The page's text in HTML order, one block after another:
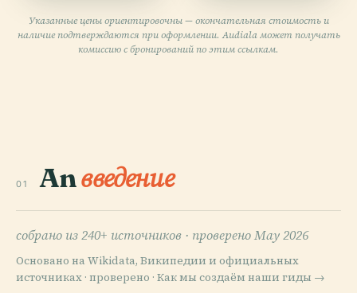
Указанные цены ориентировочны — окончательная стоимость и
наличие подтверждаются при оформлении. Audiala может получать
комиссию с бронирований по этим ссылкам.
01 Anвведение
собрано из 240+ источников · проверено May 2026
Основано на Wikidata, Википедии и официальных
источниках · проверено · Как мы создаём наши гиды →